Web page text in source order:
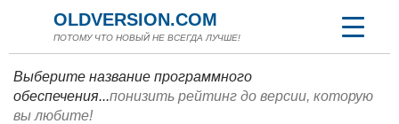
OLDVERSION.COM
ПОТОМУ ЧТО НОВЫЙ НЕ ВСЕГДА ЛУЧШЕ!
Выберите название программного
обеспечения...понизить рейтинг до версии, которую
вы любите!